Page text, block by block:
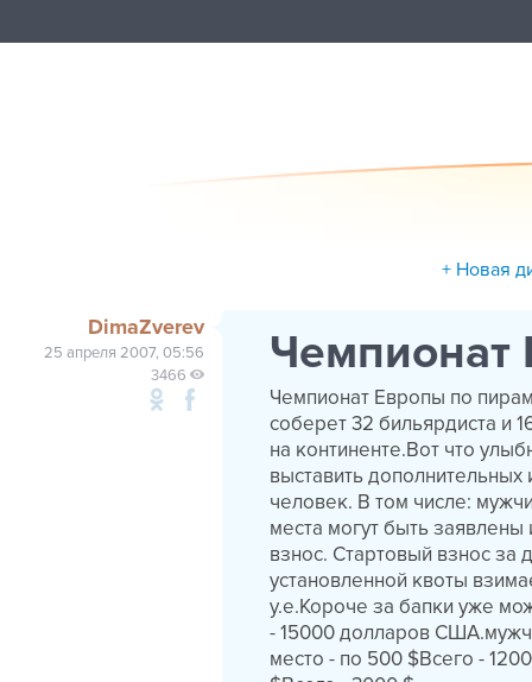
+ Новая
DimaZverev
25 апреля 2007, 05:56
3466
Чемпионат Европы по
соберет 32 бильярдиста и
на континенте.Вот что
выставить дополнительных
человек. В том числе:
места могут быть заявлены
взнос. Стартовый взнос за
установленной квоты
у.е.Короче за бапки уже
- 15000 долларов
место - по 500 $Всего -